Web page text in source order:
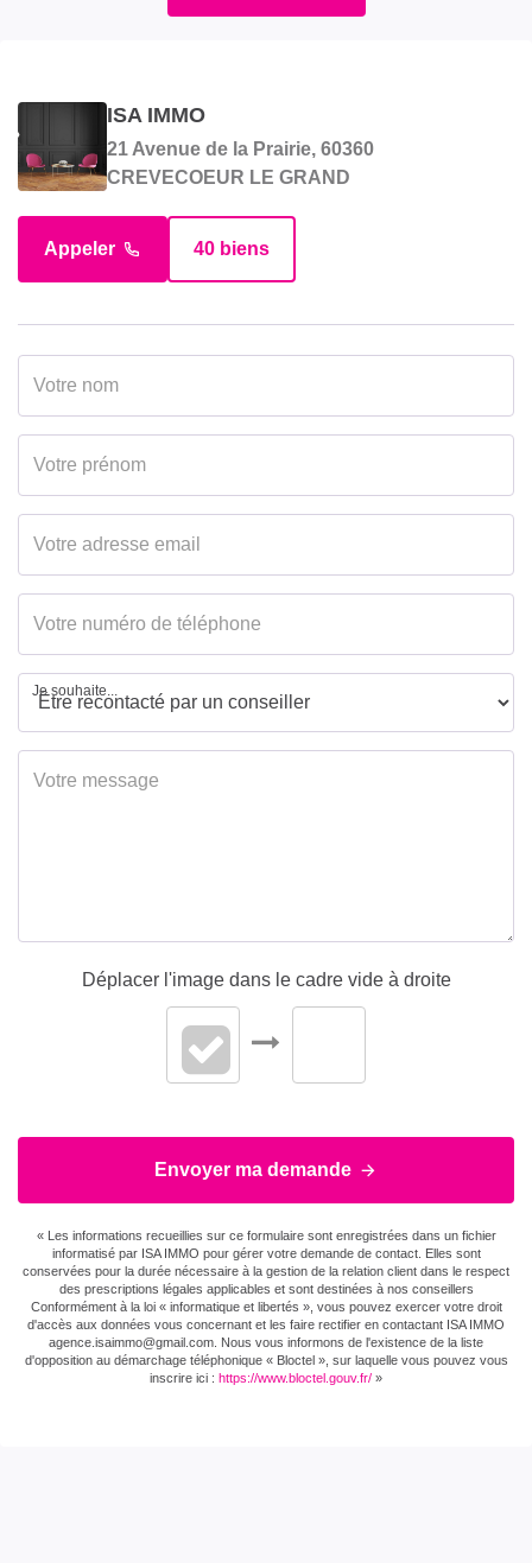
ISA IMMO
21 Avenue de la Prairie, 60360
CREVECOEUR LE GRAND
Appeler 40 biens
Je souhaite...
Déplacer l'image dans le cadre vide à droite
Envoyer ma demande
« Les informations recueillies sur ce formulaire sont enregistrées dans un fichier
informatisé par ISA IMMO pour gérer votre demande de contact. Elles sont
conservées pour la durée nécessaire à la gestion de la relation client dans le respect
des prescriptions légales applicables et sont destinées à nos conseillers
Conformément à la loi « informatique et libertés », vous pouvez exercer votre droit
d'accès aux données vous concernant et les faire rectifier en contactant ISA IMMO
agence.isaimmo@gmail.com . Nous vous informons de l'existence de la liste
d'opposition au démarchage téléphonique « Bloctel », sur laquelle vous pouvez vous
inscrire ici : https://www.bloctel.gouv.fr/ »